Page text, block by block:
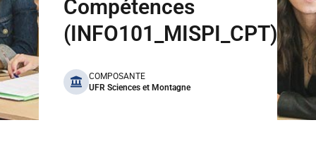
Compétences
(INFO101_MISPI_CPT)
benefits
COMPOSANTE
UFR Sciences et Montagne